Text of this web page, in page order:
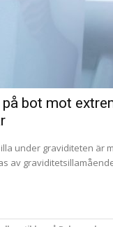
på bot mot
under graviditeten är
av